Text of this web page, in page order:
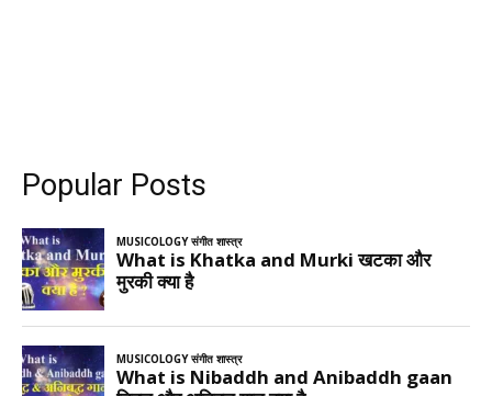
Popular Posts